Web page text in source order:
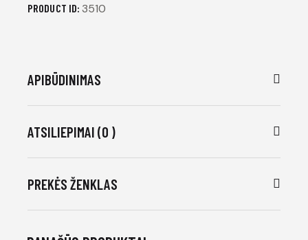
PRODUCT ID: 3510
APIBŪDINIMAS
ATSILIEPIMAI (0 )
PREKĖS ŽENKLAS